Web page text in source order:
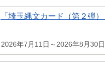
「埼玉縄文カード（第２弾
2026年7月11日～2026年8月30日